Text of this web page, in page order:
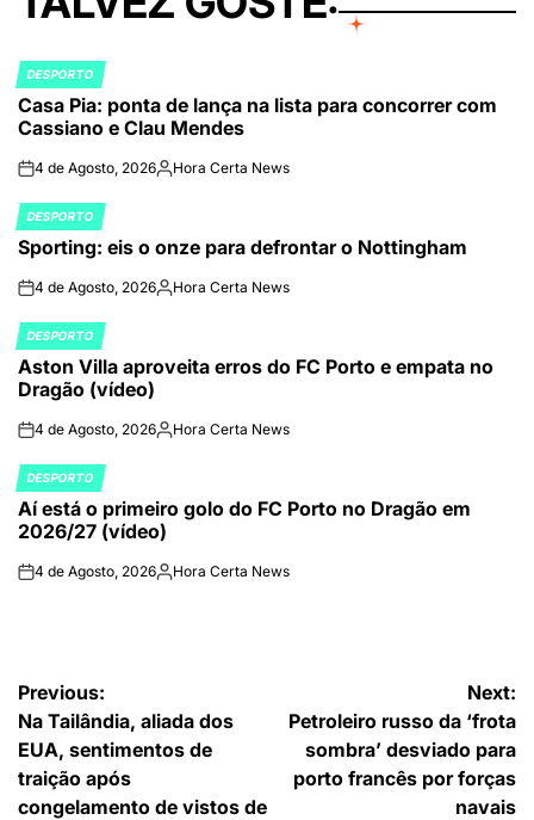
POSTED
IN
DESPORTO
Casa Pia: ponta de lança na lista para concorrer com
Cassiano e Clau Mendes
on4 de Agosto, 2026Publicado
Hora Certa News
POSTED
IN
DESPORTO
Sporting: eis o onze para defrontar o Nottingham
on4 de Agosto, 2026Publicado
Hora Certa News
POSTED
IN
DESPORTO
Aston Villa aproveita erros do FC Porto e empata no
Dragão (vídeo)
on4 de Agosto, 2026Publicado
Hora Certa News
POSTED
IN
DESPORTO
Aí está o primeiro golo do FC Porto no Dragão em
2026/27 (vídeo)
on4 de Agosto, 2026Publicado
Hora Certa News
Navegação
de
artigos
Previous:
Na Tailândia, aliada dos
EUA, sentimentos de
traição após
congelamento de vistos de
Next:
Petroleiro russo da ‘frota
sombra’ desviado para
porto francês por forças
navais